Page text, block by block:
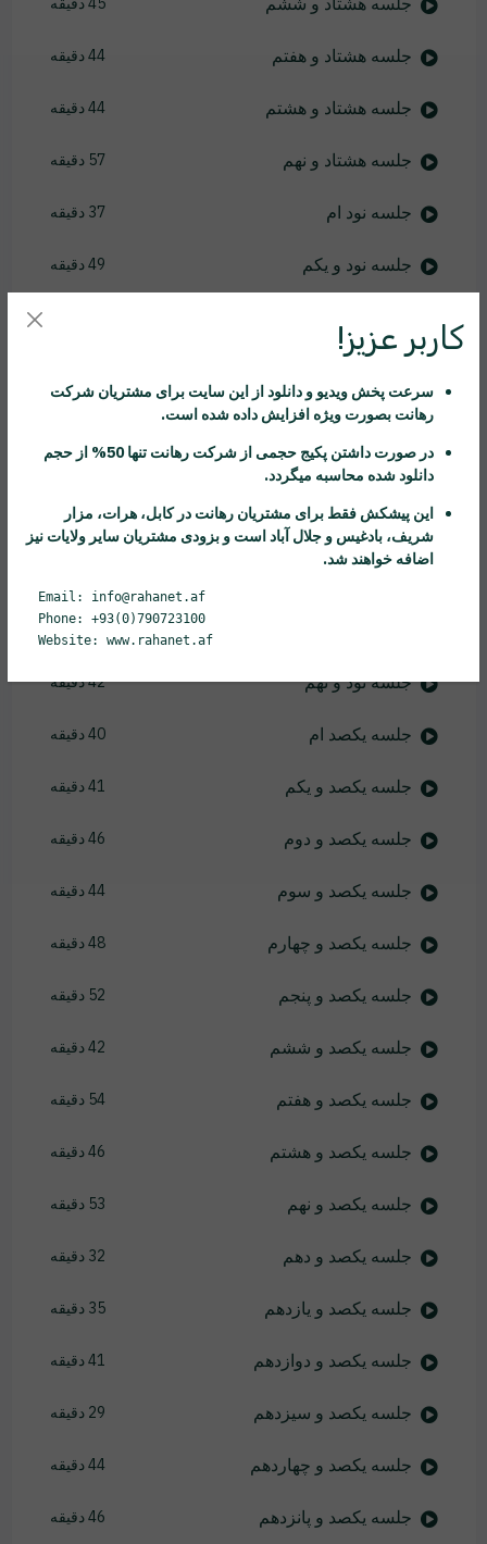
جلسه هشتاد و هفتم 44 دقیقه
جلسه هشتاد و هشتم 44 دقیقه
جلسه هشتاد و نهم 57 دقیقه
جلسه نود ام 37 دقیقه
جلسه نود و یکم 49 دقیقه
جلسه نود و چهارم
جلسه نود و پنجم
جلسه نود و ششم 37 دقیقه
28 دقیقه
جلسه نود و نهم 42 دقیقه
جلسه یکصد ام 40 دقیقه
جلسه یکصد و یکم 41 دقیقه
جلسه یکصد و دوم 46 دقیقه
جلسه یکصد و سوم 44 دقیقه
جلسه یکصد و چهارم 48 دقیقه
جلسه یکصد و پنجم 52 دقیقه
جلسه یکصد و ششم 42 دقیقه
جلسه یکصد و هفتم 54 دقیقه
جلسه یکصد و هشتم 46 دقیقه
جلسه یکصد و نهم 53 دقیقه
جلسه یکصد و دهم 32 دقیقه
جلسه یکصد و یازدهم 35 دقیقه
جلسه یکصد و دوازدهم 41 دقیقه
جلسه یکصد و سیزدهم 29 دقیقه
جلسه یکصد و چهاردهم 44 دقیقه
جلسه یکصد و پانزدهم 46 دقیقه
کاربر عزیز!
سرعت پخش ویدیو و دانلود از این سایت برای مشتریان شرکت
رهانت بصورت ویژه افزایش داده شده است.
در صورت داشتن پکیج حجمی از شرکت رهانت
تنها 50% از حجم
دانلود شده محاسبه میگردد.
این پیشکش فقط برای مشتریان رهانت در کابل، هرات، مزار
شریف، بادغیس و جلال آباد است و بزودی مشتریان سایر ولایات نیز
اضافه خواهند شد.
Email: info@rahanet.af
Phone: +93(0)790723100
Website: www.rahanet.af